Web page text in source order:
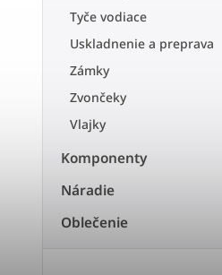
Tyče vodiace
Uskladnenie a preprava
Zámky
Zvončeky
Vlajky
Komponenty
Náradie
Oblečenie